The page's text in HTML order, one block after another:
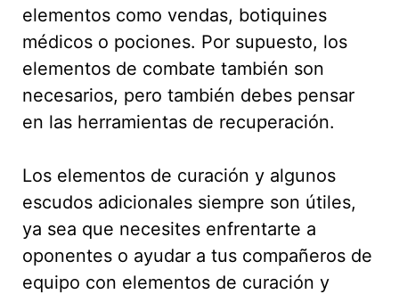
elementos como vendas, botiquines
médicos o pociones. Por supuesto, los
elementos de combate también son
necesarios, pero también debes pensar
en las herramientas de recuperación.
Los elementos de curación y algunos
escudos adicionales siempre son útiles,
ya sea que necesites enfrentarte a
oponentes o ayudar a tus compañeros de
equipo con elementos de curación y